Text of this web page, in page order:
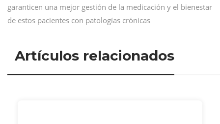
garanticen una mejor gestión de la medicación y el bienestar
de estos pacientes con patologías crónicas
Artículos relacionados